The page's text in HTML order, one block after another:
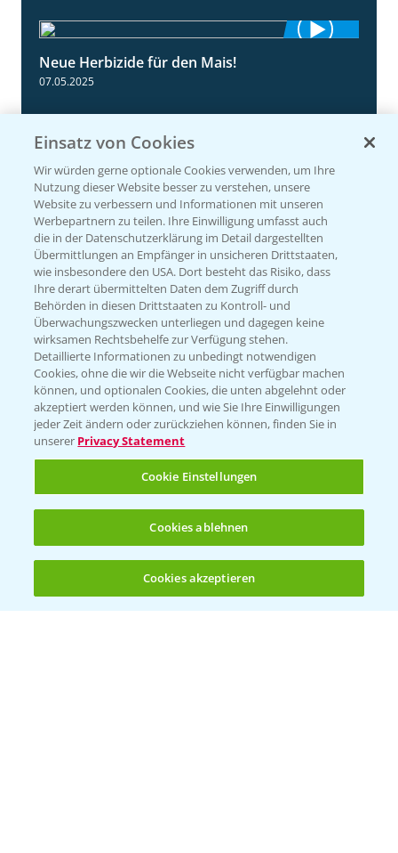
Neue Herbizide für den Mais!
07.05.2025
NEU: Herbizidmaßnahme im Mais mit
MaisTer Power Flexx
06.05.2025
1:45
Herbizidstrategie Einmalbehandlung im
Mais
(noch 4)
Einsatz von Cookies
Wir würden gerne optionale Cookies verwenden, um Ihre
Nutzung dieser Website besser zu verstehen, unsere
Website zu verbessern und Informationen mit unseren
Werbepartnern zu teilen. Ihre Einwilligung umfasst auch
die in der Datenschutzerklärung im Detail dargestellten
Übermittlungen an Empfänger in unsicheren Drittstaaten,
wie insbesondere den USA. Dort besteht das Risiko, dass
Ihre derart übermittelten Daten dem Zugriff durch
Behörden in diesen Drittstaaten zu Kontroll- und
Überwachungszwecken unterliegen und dagegen keine
wirksamen Rechtsbehelfe zur Verfügung stehen.
Detaillierte Informationen zu unbedingt notwendigen
Cookies, ohne die wir die Webseite nicht verfügbar machen
können, und optionalen Cookies, die unten abgelehnt oder
akzeptiert werden können, und wie Sie Ihre Einwilligungen
jeder Zeit ändern oder zurückziehen können, finden Sie in
unserer Privacy Statement
Cookie Einstellungen
Cookies ablehnen
Cookies akzeptieren